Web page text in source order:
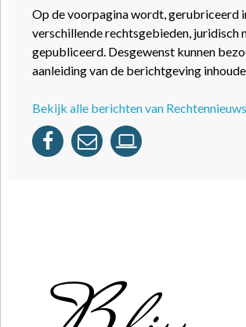
Op de voorpagina wordt, gerubriceerd
verschillende rechtsgebieden, juridisch
gepubliceerd. Desgewenst kunnen
aanleiding van de berichtgeving
Bekijk alle berichten van